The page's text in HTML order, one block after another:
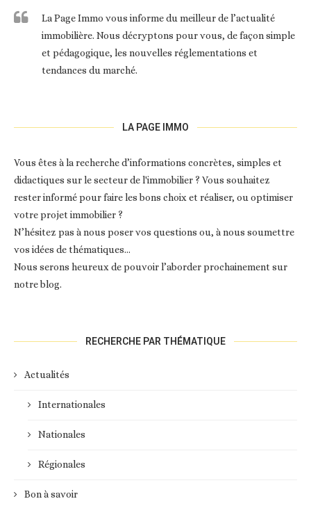
La Page Immo vous informe du meilleur de l’actualité
immobilière. Nous décryptons pour vous, de façon simple
et pédagogique, les nouvelles réglementations et
tendances du marché.
LA PAGE IMMO
Vous êtes à la recherche d’informations concrètes, simples et
didactiques sur le secteur de l'immobilier ? Vous souhaitez
rester informé pour faire les bons choix et réaliser, ou optimiser
votre projet immobilier ?
N’hésitez pas à nous poser vos questions ou, à nous soumettre
vos idées de thématiques…
Nous serons heureux de pouvoir l’aborder prochainement sur
notre blog.
RECHERCHE PAR THÉMATIQUE
Actualités
Internationales
Nationales
Régionales
Bon à savoir